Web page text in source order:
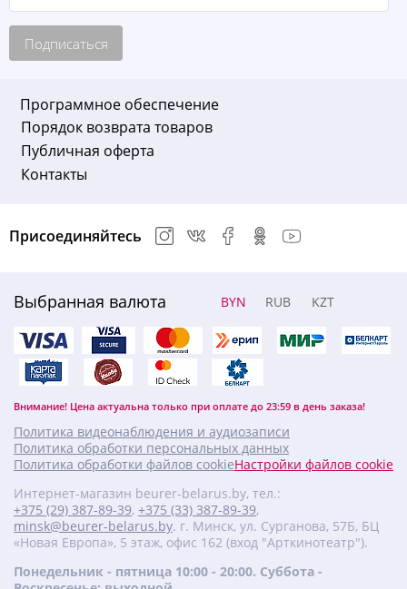
Подписаться
Программное обеспечение
Порядок возврата товаров
Публичная оферта
Контакты
Выбранная валюта BYN RUB KZT
Внимание! Цена актуальна только при оплате до 23:59 в день заказа!
Присоединяйтесь
Политика видеонаблюдения и аудиозаписи
Политика обработки персональных данных
Политика обработки файлов cookieНастройки файлов cookie
Интернет-магазин beurer-belarus.by, тел.:
+375 (29) 387-89-39, +375 (33) 387-89-39,
minsk@beurer-belarus.by. г. Минск, ул. Сурганова, 57Б, БЦ
«Новая Европа», 5 этаж, офис 162 (вход "Арткинотеатр").
Понедельник - пятница 10:00 - 20:00. Суббота -